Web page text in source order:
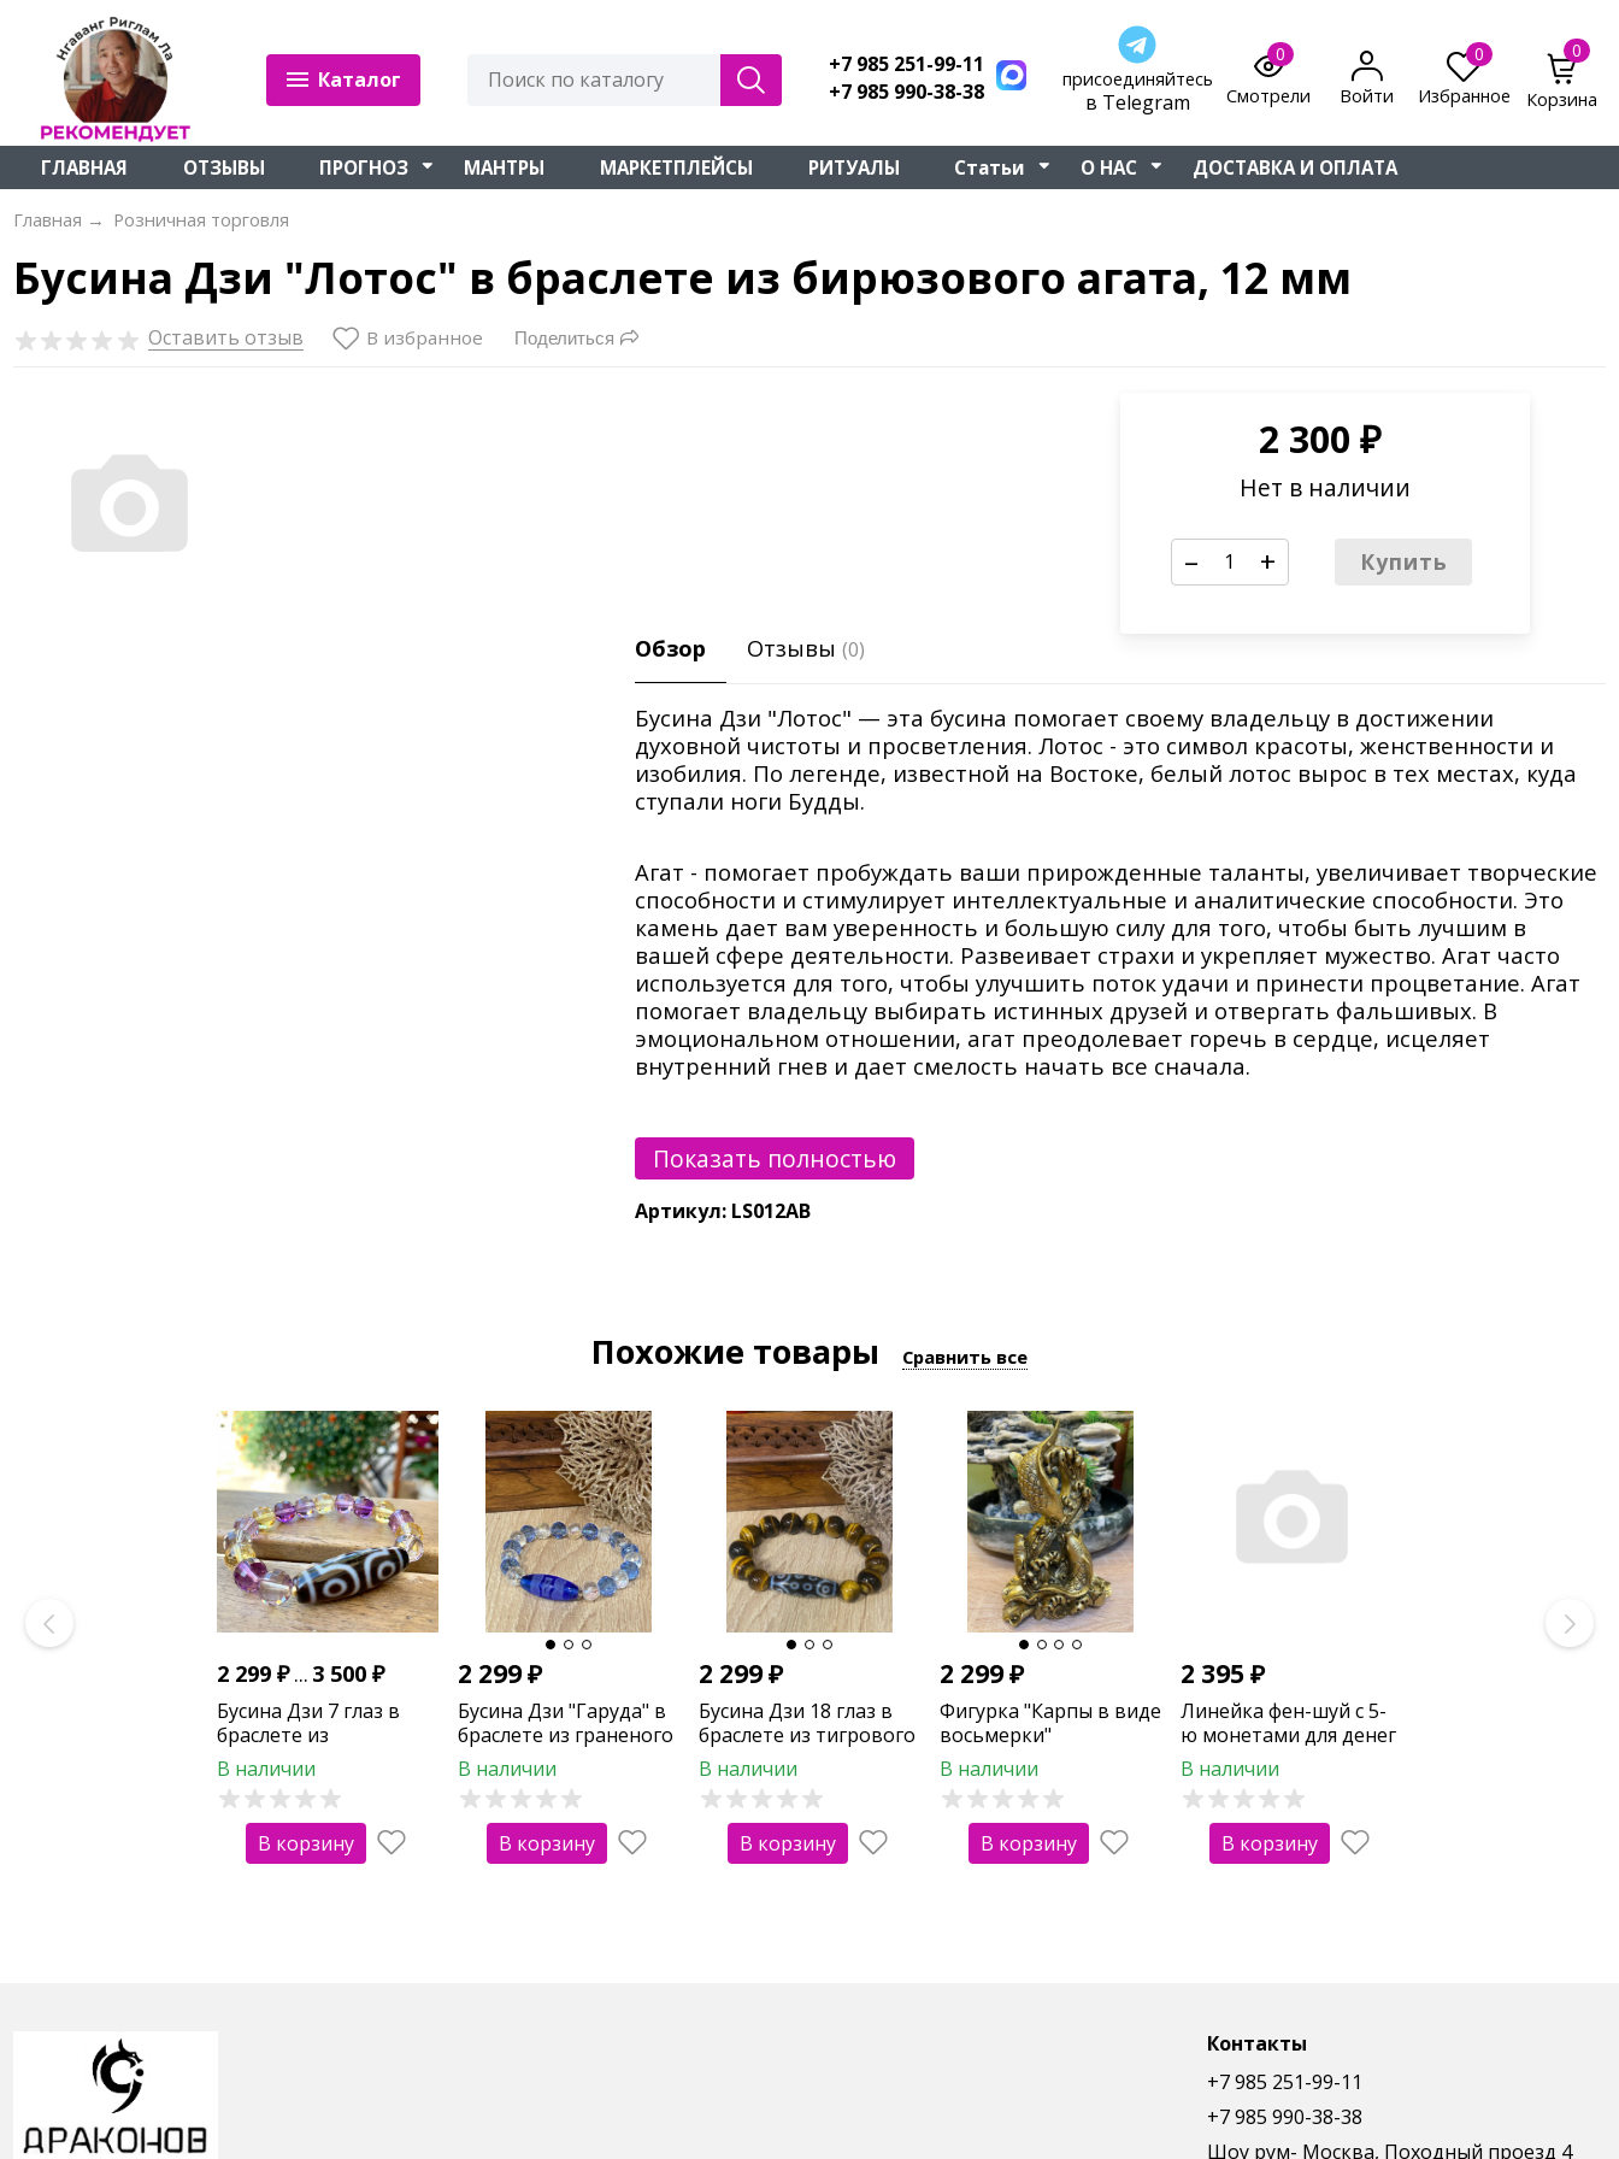
Каталог
+7 985 251-99-11
+7 985 990-38-38
присоединяйтесь
в Telegram
0
Смотрели
Войти
0
Избранное
0
Корзина
ГЛАВНАЯ ОТЗЫВЫ ПРОГНОЗ МАНТРЫ МАРКЕТПЛЕЙСЫ РИТУАЛЫ Статьи О НАС ДОСТАВКА И ОПЛАТА
Главная → Розничная торговля
Бусина Дзи "Лотос" в браслете из бирюзового агата, 12 мм
Оставить отзыв В избранное Поделиться
2 300 ₽
Нет в наличии
– + Купить
Обзор Отзывы(0)
Бусина Дзи "Лотос" — эта бусина помогает своему владельцу в достижении
духовной чистоты и просветления. Лотос - это символ красоты, женственности и
изобилия. По легенде, известной на Востоке, белый лотос вырос в тех местах, куда
ступали ноги Будды.
Агат - помогает пробуждать ваши прирожденные таланты, увеличивает творческие
способности и стимулирует интеллектуальные и аналитические способности. Это
камень дает вам уверенность и большую силу для того, чтобы быть лучшим в
вашей сфере деятельности. Развеивает страхи и укрепляет мужество. Агат часто
используется для того, чтобы улучшить поток удачи и принести процветание. Агат
помогает владельцу выбирать истинных друзей и отвергать фальшивых. В
эмоциональном отношении, агат преодолевает горечь в сердце, исцеляет
внутренний гнев и дает смелость начать все сначала.
Для каждого браслета предусмотрен бархатный мешочек с логотипом DZI4U.
Минералы имеют свою текстуру, цвет, рисунок. Поэтому браслет может отличаться
Показать полностью
Артикул: LS012AB
Похожие товары Сравнить все
2 299 ₽... 3 500 ₽
Бусина Дзи 7 глаз в
браслете из
гидротермального
аметиста и цитрина
огранки ААА
В наличии
В корзину
2 299₽
Бусина Дзи "Гаруда" в
браслете из граненого
хрусталя
В наличии
В корзину
2 299₽
Бусина Дзи 18 глаз в
браслете из тигрового
глаза
В наличии
В корзину
2 299₽
Фигурка "Карпы в виде
восьмерки"
(полистоун 15см)
В наличии
В корзину
2 395₽
Линейка фен-шуй с 5-
ю монетами для денег
в доме и
офисе(20см,металл)
В наличии
В корзину
Контакты
+7 985 251-99-11
+7 985 990-38-38
Шоу рум- Москва, Походный проезд 4